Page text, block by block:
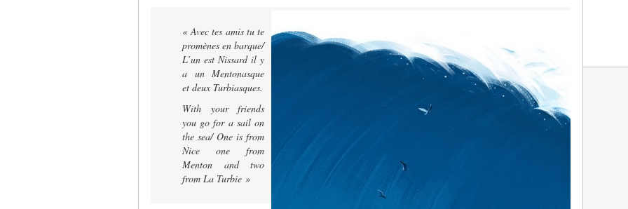
« Avec tes amis tu te
promènes en barque/
L’un est Nissard il y
a un Mentonasque
et deux Turbiasques.
With your friends
you go for a sail on
the sea/ One is from
Nice one from
Menton and two
from La Turbie »